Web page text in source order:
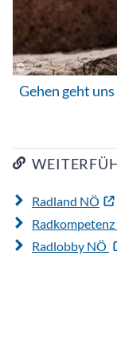
Gehen geht
Radland NÖ
Radlobby NÖ